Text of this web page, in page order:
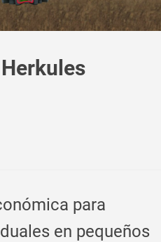
para
en pequeños